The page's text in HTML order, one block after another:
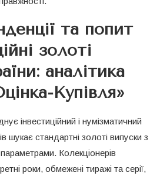
та попит
золоті
аналітика
Купівля»
інвестиційний і нумізматичний
шукає стандартні золоті випуски з
Колекціонерів
роки, обмежені тиражі та серії,